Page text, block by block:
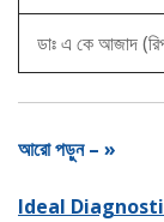
ডাঃ এ কে আজাদ
আরো পড়ুন – »
Ideal